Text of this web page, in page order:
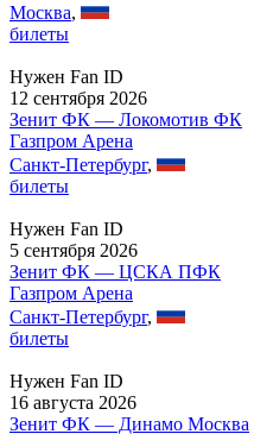
Москва,
билеты
Нужен Fan ID
12 сентября 2026
Зенит ФК — Локомотив ФК
Газпром Арена
Санкт-Петербург,
билеты
Нужен Fan ID
5 сентября 2026
Зенит ФК — ЦСКА ПФК
Газпром Арена
Санкт-Петербург,
билеты
Нужен Fan ID
16 августа 2026
Зенит ФК — Динамо Москва